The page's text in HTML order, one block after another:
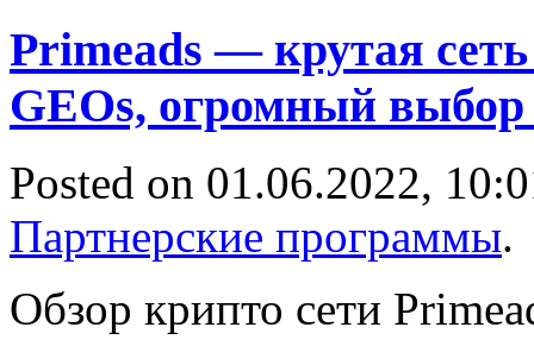
Primeads — крутая
GEOs, огромный
Posted on 01.06.2022,
Партнерские программы.
Обзор крипто сети